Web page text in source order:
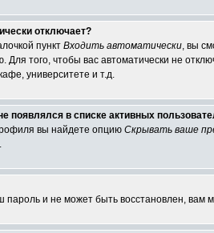
отключает?
пункт Входить автоматически, вы
Для того, чтобы вас автоматически не
университете и т.д.
появлялся в списке активных
вы найдете опцию Скрывать ваше
пароль и не может быть восстановлен, вам